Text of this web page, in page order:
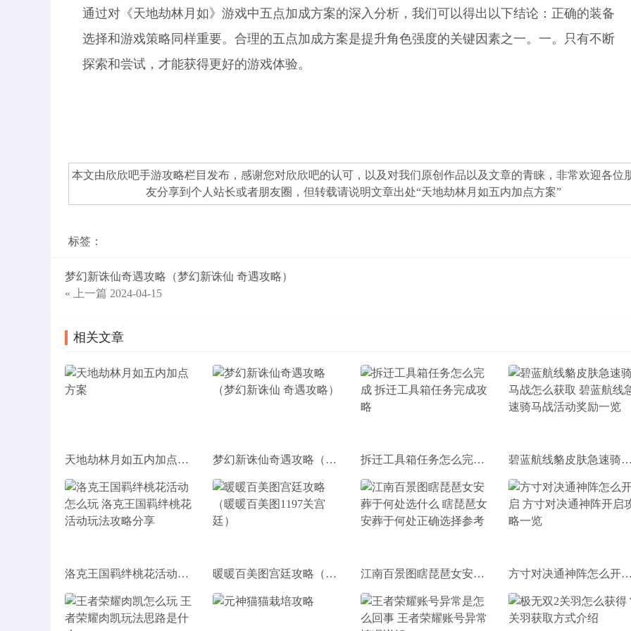
通过对《天地劫林月如》游戏中五点加成方案的深入分析，我们可以得出以下结论：正确的装备
选择和游戏策略同样重要。合理的五点加成方案是提升角色强度的关键因素之一。一。只有不断
探索和尝试，才能获得更好的游戏体验。
本文由欣欣吧手游攻略栏目发布，感谢您对欣欣吧的认可，以及对我们原创作品以及文章的青睐，非常欢迎各位
友分享到个人站长或者朋友圈，但转载请说明文章出处“天地劫林月如五内加点方案”
标签：
梦幻新诛仙奇遇攻略（梦幻新诛仙 奇遇攻略）
« 上一篇 2024-04-15
相关文章
天地劫林月如五内加点方案 梦幻新诛仙奇遇攻略（梦幻新诛仙 奇遇攻略） 拆迁工具箱任务怎么完成 拆迁工具箱任务完成攻略 碧蓝航线貉皮肤急速骑马战怎么获取 碧蓝航线急
洛克王国羁绊桃花活动怎么玩 洛克王国羁绊桃花活动玩法攻略分享 暖暖百美图宫廷攻略（暖暖百美图1197关宫廷） 江南百景图瞎琵琶女安葬于何处选什么 瞎琵琶女安葬于何处正确选择参考 方寸对决通神阵怎么开启 方寸对决通